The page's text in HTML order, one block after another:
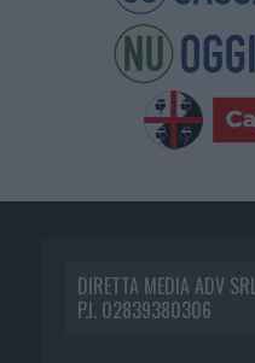
DIRETTA MEDIA ADV SRL
P.I. 02839380306